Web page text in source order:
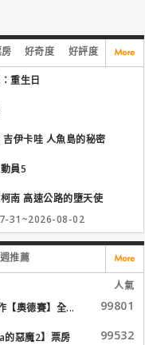
好奇度 好評度
重生日
吉伊卡哇 人魚島的秘密
員5
南 高速公路的墮天使
31~2026-08-02
推薦
人氣
【奧德賽】全...
99801
的惡魔2】票房
99532